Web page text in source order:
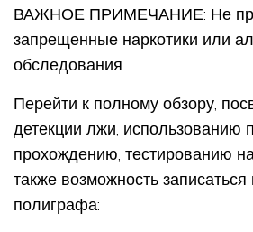
ВАЖНОЕ ПРИМЕЧАНИЕ: Не
запрещенные наркотики или
обследования
Перейти к полному обзору,
детекции лжи, использованию
прохождению, тестированию
также возможность
полиграфа: